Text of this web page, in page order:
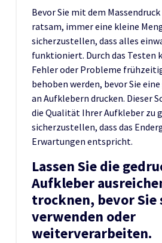
Bevor Sie mit dem
ratsam, immer eine kleine
sicherzustellen, dass alles
funktioniert. Durch das Testen
Fehler oder Probleme
behoben werden, bevor Sie
an Aufklebern drucken. Dieser
die Qualität Ihrer Aufkleber zu
sicherzustellen, dass das
Erwartungen entspricht.
Lassen Sie die
Aufkleber
trocknen, bevor Sie
verwenden oder
weiterverarbeiten.